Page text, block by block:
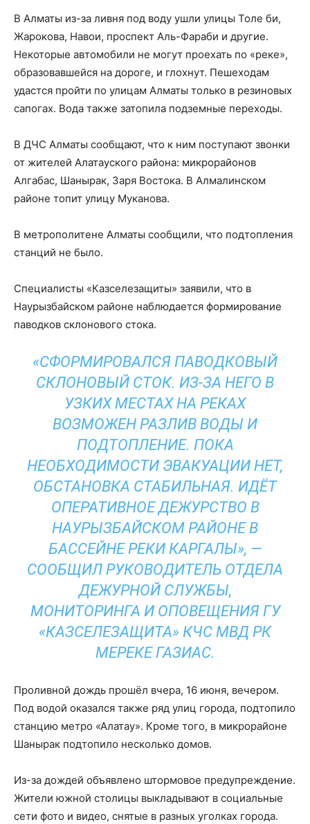
В Алматы из-за ливня под воду ушли улицы Толе би,
Жарокова, Навои, проспект Аль-Фараби и другие.
Некоторые автомобили не могут проехать по «реке»,
образовавшейся на дороге, и глохнут. Пешеходам
удастся пройти по улицам Алматы только в резиновых
сапогах. Вода также затопила подземные переходы.
В ДЧС Алматы сообщают, что к ним поступают звонки
от жителей Алатауского района: микрорайонов
Алгабас, Шанырак, Заря Востока. В Алмалинском
районе топит улицу Муканова.
В метрополитене Алматы сообщили, что подтопления
станций не было.
Специалисты «Казселезащиты» заявили, что в
Наурызбайском районе наблюдается формирование
паводков склонового стока.
«СФОРМИРОВАЛСЯ ПАВОДКОВЫЙ
СКЛОНОВЫЙ СТОК. ИЗ-ЗА НЕГО В
УЗКИХ МЕСТАХ НА РЕКАХ
ВОЗМОЖЕН РАЗЛИВ ВОДЫ И
ПОДТОПЛЕНИЕ. ПОКА
НЕОБХОДИМОСТИ ЭВАКУАЦИИ НЕТ,
ОБСТАНОВКА СТАБИЛЬНАЯ. ИДЁТ
ОПЕРАТИВНОЕ ДЕЖУРСТВО В
НАУРЫЗБАЙСКОМ РАЙОНЕ В
БАССЕЙНЕ РЕКИ КАРГАЛЫ», —
СООБЩИЛ РУКОВОДИТЕЛЬ ОТДЕЛА
ДЕЖУРНОЙ СЛУЖБЫ,
МОНИТОРИНГА И ОПОВЕЩЕНИЯ ГУ
«КАЗСЕЛЕЗАЩИТА» КЧС МВД РК
МЕРЕКЕ ГАЗИАС.
Проливной дождь прошёл вчера, 16 июня, вечером.
Под водой оказался также ряд улиц города, подтопило
станцию метро «Алатау». Кроме того, в микрорайоне
Шанырак подтопило несколько домов.
Из-за дождей объявлено штормовое предупреждение.
Жители южной столицы выкладывают в социальные
сети фото и видео, снятые в разных уголках города.